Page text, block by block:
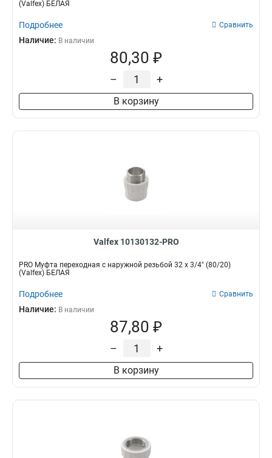
(Valfex) БЕЛАЯ
Подробнее Сравнить
Наличие: В наличии
80,30 ₽
– +
В корзину
Valfex 10130132-PRO
PRO Муфта переходная с наружной резьбой 32 x 3/4" (80/20)
(Valfex) БЕЛАЯ
Подробнее Сравнить
Наличие: В наличии
87,80 ₽
– +
В корзину